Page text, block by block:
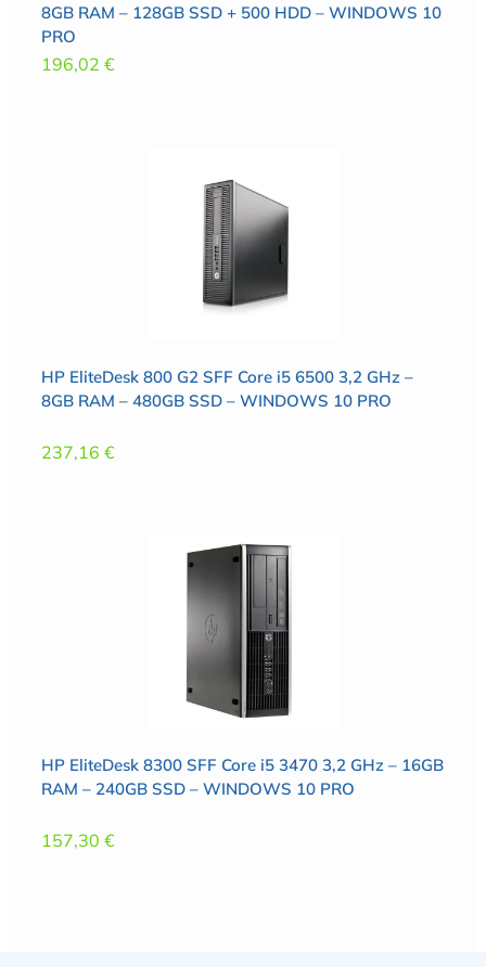
8GB RAM – 128GB SSD + 500 HDD – WINDOWS 10
PRO
196,02 €
HP EliteDesk 800 G2 SFF Core i5 6500 3,2 GHz –
8GB RAM – 480GB SSD – WINDOWS 10 PRO
237,16 €
HP EliteDesk 8300 SFF Core i5 3470 3,2 GHz – 16GB
RAM – 240GB SSD – WINDOWS 10 PRO
157,30 €